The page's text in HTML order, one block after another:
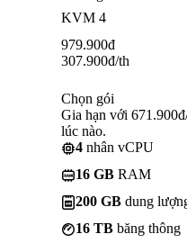
KVM 4
979.900đ
307.900đ/th
Chọn gói
Gia hạn với
lúc nào.
4 nhân vCPU
16 GB RAM
200 GB dung
16 TB băng thông